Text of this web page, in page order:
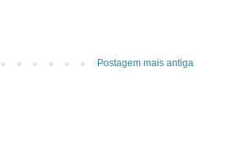
Postagem mais antiga